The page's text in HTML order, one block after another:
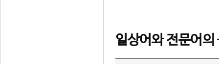
일상어와 전문어의